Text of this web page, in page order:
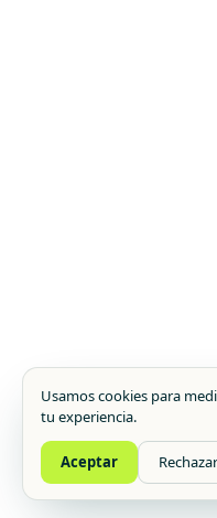
Usamos cookies para
tu experiencia.
Aceptar Rechazar